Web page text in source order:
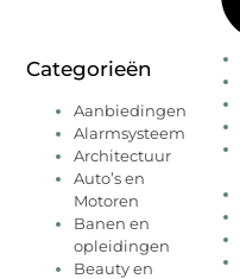
Categorieën
Aanbiedingen
Alarmsysteem
Architectuur
Auto’s en
Motoren
Banen en
opleidingen
Beauty en